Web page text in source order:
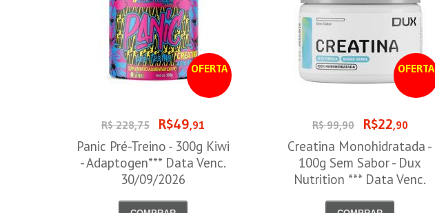
OFERTA
R$ 228,75 R$49,91
Panic Pré-Treino - 300g Kiwi
- Adaptogen*** Data Venc.
30/09/2026
OFERTA
R$ 99,90 R$22,90
Creatina Monohidratada -
100g Sem Sabor - Dux
Nutrition *** Data Venc.